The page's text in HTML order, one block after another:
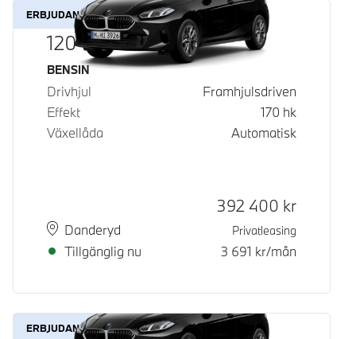
ERBJUDANDE
120
Bränsle
BENSIN
Drivhjul
Framhjulsdriven
Effekt
170 hk
Växellåda
Automatisk
PlatsDanderyd
Leveranstid
Tillgänglig nu
Kontantpris
392 400 kr
Privatleasing
3 691 kr/mån
ERBJUDANDE